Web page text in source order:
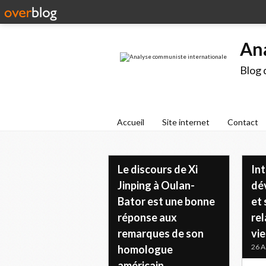
Blog
Accueil Site internet Contact
Le discours de Xi
Jinping à Oulan-
Bator est une bonne
réponse aux
remarques de son
homologue
et
26